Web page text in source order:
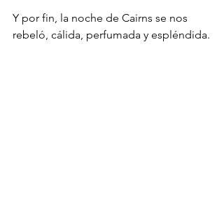
Y por fin, la noche de Cairns se nos
rebeló, cálida, perfumada y espléndida.